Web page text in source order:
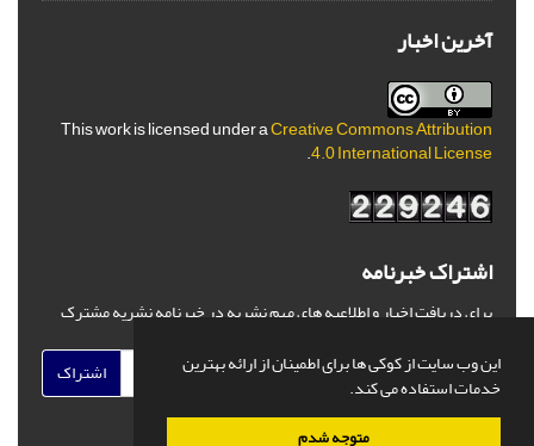
این وب سایت از کوکی ها برای اطمینان از ارائه بهترین
خدمات استفاده می کند.
متوجه شدم
آخرین اخبار
This work is licensed under aCreative Commons Attribution
4.0 International License
.
اشتراک خبرنامه
برای دریافت اخبار و اطلاعیه های مهم نشریه در خبرنامه نشریه مشترک
اشتراک